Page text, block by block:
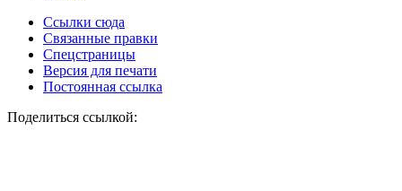
Ссылки сюда
Связанные правки
Спецстраницы
Версия для печати
Постоянная ссылка
Поделиться ссылкой: